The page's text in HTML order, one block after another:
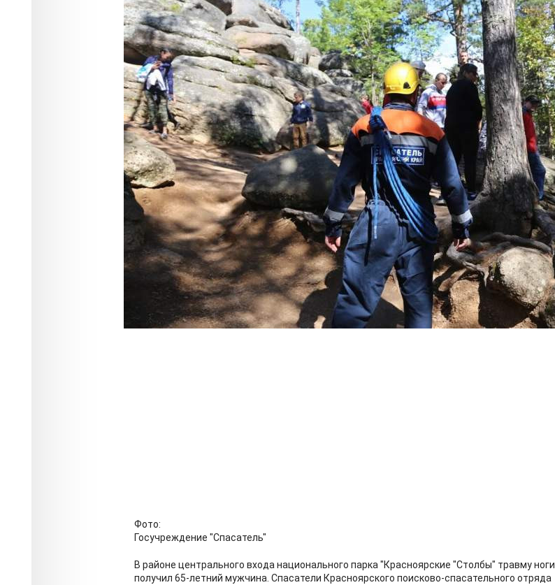
мужчина повредил ногу
Происшествия
08.06.2026 08:55385
Фото:
Госучреждение "Спасатель"
В районе центрального входа национального парка "Красноярские "Столбы" травму ноги
получил 65-летний мужчина. Спасатели Красноярского поисково-спасательного отряда